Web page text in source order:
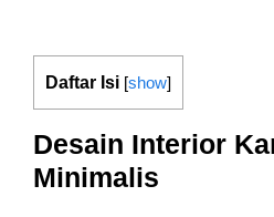
Daftar Isi [show]
Desain Interior
Minimalis